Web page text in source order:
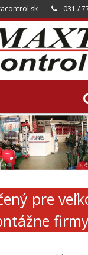
031 /
pre